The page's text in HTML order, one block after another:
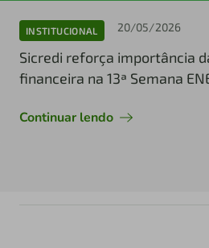
INSTITUCIONAL 20/05/2026
Sicredi reforça importância
financeira na 13ª Semana
Continuar lendo